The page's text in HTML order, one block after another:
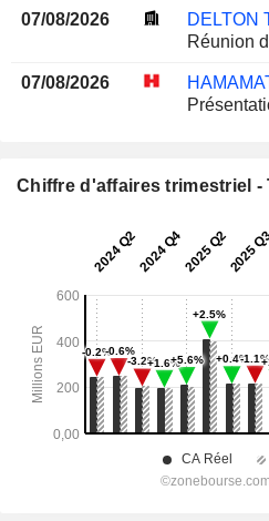
07/08/2026
Réunion
07/08/2026
Chiffre d'affaires trimestriel -